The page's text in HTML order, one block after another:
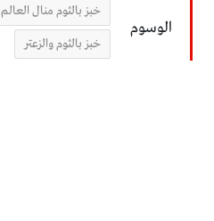
الوسوم
خبز بالثوم منال العالم
خبز بالثوم والزعتر